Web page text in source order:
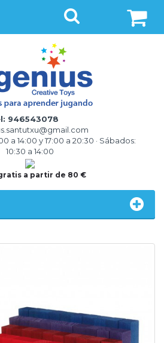
946543078
a 14:00 y 17:00 a 20:30 · Sábados:
10:30 a 14:00
a partir de 80 €